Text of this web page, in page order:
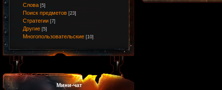
Слова [5]
Поиск предметов [23]
Стратегии [7]
Другие [5]
Многопользовательские [10]
Мини-чат